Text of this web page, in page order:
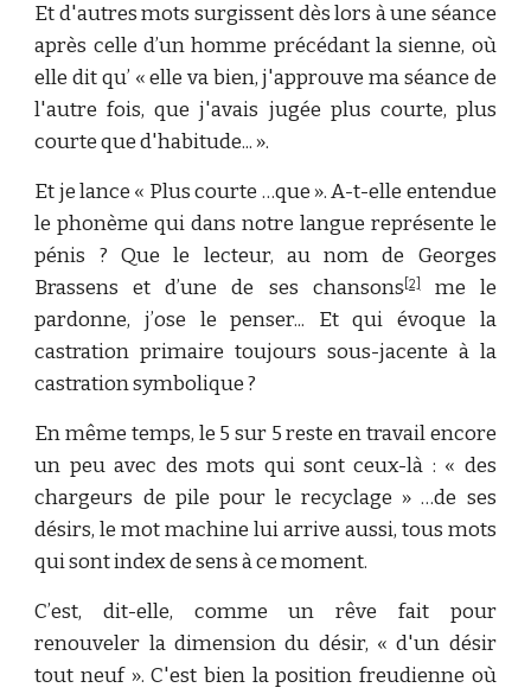
Et d'autres mots surgissent dès lors à une séance
après celle d’un homme précédant la sienne, où
elle dit qu’ « elle va bien, j'approuve ma séance de
l'autre fois, que j'avais jugée plus courte, plus
courte que d'habitude... ».
Et je lance « Plus courte …que ». A-t-elle entendue
le phonème qui dans notre langue représente le
pénis ? Que le lecteur, au nom de Georges
Brassens et d’une de ses chansons [2] me le
pardonne, j’ose le penser... Et qui évoque la
castration primaire toujours sous-jacente à la
castration symbolique ?
En même temps, le 5 sur 5 reste en travail encore
un peu avec des mots qui sont ceux-là : « des
chargeurs de pile pour le recyclage » …de ses
désirs, le mot machine lui arrive aussi, tous mots
qui sont index de sens à ce moment.
C’est, dit-elle, comme un rêve fait pour
renouveler la dimension du désir, « d'un désir
tout neuf ». C'est bien la position freudienne où